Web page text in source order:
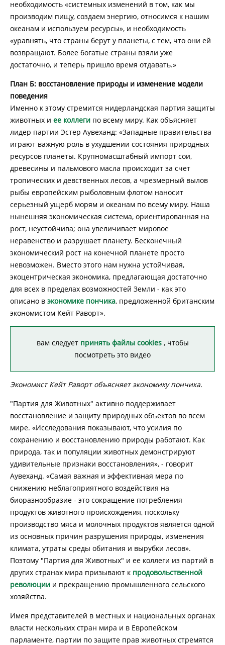
необходимость «системных изменений в том, как мы
производим пищу, создаем энергию, относимся к нашим
океанам и используем ресурсы», и необходимость
«уравнять, что страны берут у планеты, с тем, что они ей
возвращают. Более богатые страны взяли уже
достаточно, и теперь пришло время отдавать.»
План Б: восстановление природы и изменение модели
поведения
Именно к этому стремится нидерландская партия защиты
животных и ее коллеги по всему миру. Как объясняет
лидер партии Эстер Аувеханд: «Западные правительства
играют важную роль в ухудшении состояния природных
ресурсов планеты. Крупномасштабный импорт сои,
древесины и пальмового масла происходит за счет
тропических и девственных лесов, а чрезмерный вылов
рыбы европейским рыболовным флотом наносит
серьезный ущерб морям и океанам по всему миру. Наша
нынешняя экономическая система, ориентированная на
рост, неустойчива; она увеличивает мировое
неравенство и разрушает планету. Бесконечный
экономический рост на конечной планете просто
невозможен. Вместо этого нам нужна устойчивая,
экоцентрическая экономика, предлагающая достаточно
для всех в пределах возможностей Земли - как это
описано в экономике пончика, предложенной британским
экономистом Кейт Раворт».
вам следует принять файлы cookies , чтобы
посмотреть это видео
Экономист Кейт Раворт объясняет экономику пончика.
"Партия для Животных" активно поддерживает
восстановление и защиту природных объектов во всем
мире. «Исследования показывают, что усилия по
сохранению и восстановлению природы работают. Как
природа, так и популяции животных демонстрируют
удивительные признаки восстановления», - говорит
Аувеханд. «Самая важная и эффективная мера по
снижению неблагоприятного воздействия на
биоразнообразие - это сокращение потребления
продуктов животного происхождения, поскольку
производство мяса и молочных продуктов является одной
из основных причин разрушения природы, изменения
климата, утраты среды обитания и вырубки лесов».
Поэтому "Партия для Животных" и ее коллеги из партий в
других странах мира призывают к продовольственной
революции и прекращению промышленного сельского
хозяйства.
Имея представителей в местных и национальных органах
власти нескольких стран мира и в Европейском
парламенте, партии по защите прав животных стремятся